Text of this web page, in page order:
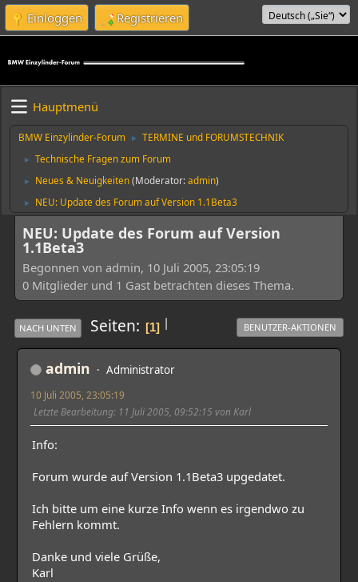
Einloggen Registrieren
Hauptmenü
BMW Einzylinder-Forum ► TERMINE und FORUMSTECHNIK
► Technische Fragen zum Forum
► Neues & Neuigkeiten(Moderator:admin)
► NEU: Update des Forum auf Version 1.1Beta3
NEU: Update des Forum auf Version
1.1Beta3
Begonnen von admin, 10 Juli 2005, 23:05:19
0 Mitglieder und 1 Gast betrachten dieses Thema.
|
NACH UNTEN Seiten 1 BENUTZER-AKTIONEN
admin Administrator
10 Juli 2005, 23:05:19
Letzte Bearbeitung: 11 Juli 2005, 09:52:15 von Karl
Info:
Forum wurde auf Version 1.1Beta3 upgedatet.
Ich bitte um eine kurze Info wenn es irgendwo zu
Fehlern kommt.
Danke und viele Grüße,
Karl